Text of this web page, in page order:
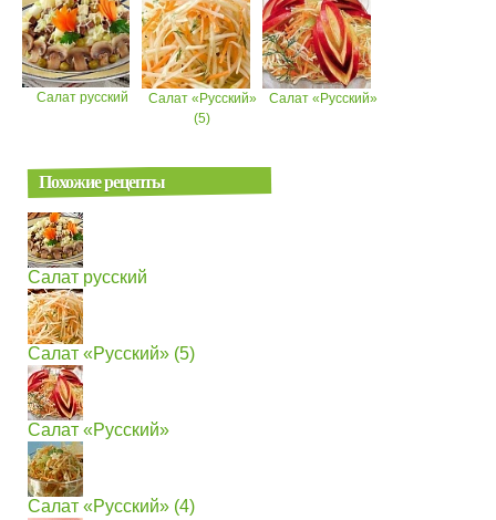
Салат русский
Салат «Русский»
(5)
Салат «Русский»
Похожие рецепты
Салат русский
Салат «Русский» (5)
Салат «Русский»
Салат «Русский» (4)